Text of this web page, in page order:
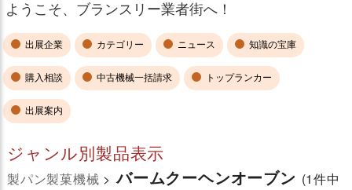
ようこそ、ブランスリー業者街へ！
出展企業 カテゴリー ニュース 知識の宝庫
購入相談 中古機械一括請求 トップランカー
出展案内
ジャンル別製品表示
製パン製菓機械 > バームクーヘンオーブン (1件中